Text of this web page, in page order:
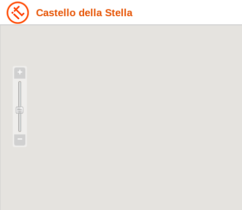
Castello della Stella
+
−